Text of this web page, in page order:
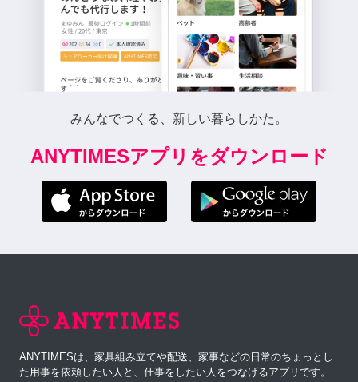
みんなでつくる、新しい暮らしかた。
ANYTIMESアプリをダウンロード
ANYTIMESは、家具組み立てや配送、家事などの日常のちょっとし
た用事を依頼したい人と、仕事をしたい人をつなげるアプリです。